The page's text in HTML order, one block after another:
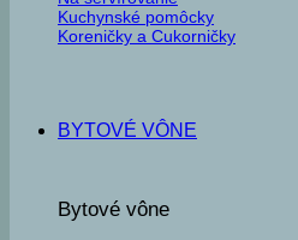
Kuchynské pomôcky
Koreničky a Cukorničky
BYTOVÉ VÔNE
Bytové vône